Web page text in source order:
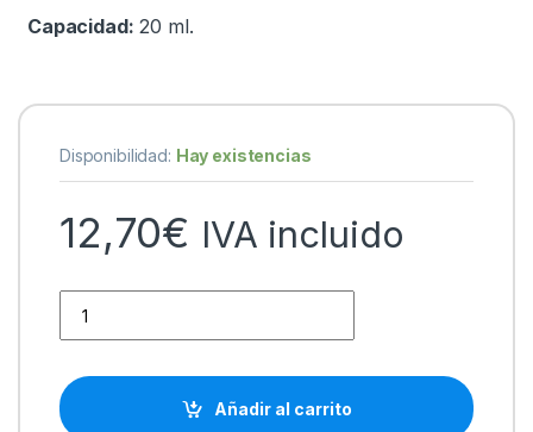
Capacidad: 20 ml.
Disponibilidad: Hay existencias
12,70€ IVA incluido
Añadir al carrito